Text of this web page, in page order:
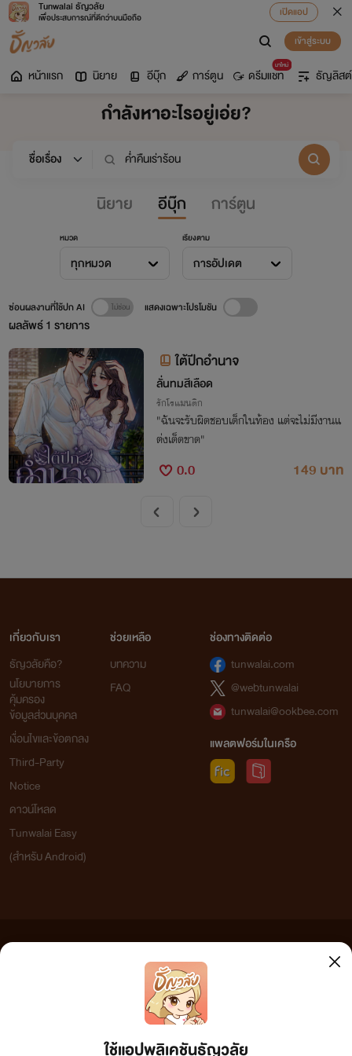
Tunwalai ธัญวลัย
เพื่อประสบการณ์ที่ดีกว่าบนมือถือ
เปิดแอป
เข้าสู่ระบบ
หน้าแรก นิยาย อีบุ๊ก การ์ตูน
มาใหม่
ดรีมแชท ธัญลิสต์
กำลังหาอะไรอยู่เอ่ย?
นิยาย อีบุ๊ก การ์ตูน
หมวด
ทุกหมวด
เรียงตาม
การอัปเดต
ผลลัพธ์1 รายการ
ซ่อนผลงานที่ใช้ปก AI แสดงเฉพาะโปรโมชัน
ใต้ปีกอำนาจ
ลั่นทมสีเลือด
รักโรแมนติก
"ฉันจะรับผิดชอบเด็กในท้อง แต่จะไม่มีงานแ
ต่งเด็ดขาด"
0.0 149 บาท
ใช้แอปพลิเคชันธัญวลัย
เกี่ยวกับเรา
ธัญวลัยคือ?
นโยบายการ
คุ้มครอง
ข้อมูลส่วนบุคคล
เงื่อนไขและข้อตกลง
Third-Party
Notice
ดาวน์โหลด
Tunwalai Easy
(สำหรับ Android)
ช่วยเหลือ
บทความ
FAQ
ช่องทางติดต่อ
tunwalai.com
@webtunwalai
tunwalai@ookbee.com
แพลตฟอร์มในเครือ
เว็บไซต์แห่งนี้ไม่ได้เห็นด้วยและไม่ขอรับผิดชอบต่อข้อความใดๆ ทั้งสิ้น ดังนั้นผู้อ่านทุกท่านโปรดใช้
วิจารณญาณในการกลั่นกรองด้วยตนเอง และหากท่านพบข้อความใดๆ ที่ขัดต่อกฎหมายและศีลธรรม
กรุณาแจ้งมาที่ tunwalai@ookbee.com เพื่อทีมงานจะได้ดำเนินการในทันที ทั้งนี้ ทางเว็บไซต์ขอสงวน
ลิขสิทธิ์ตามพระราชบัญญัติลิขสิทธิ์ (ฉบับเพิ่มเติม) พ.ศ.2558